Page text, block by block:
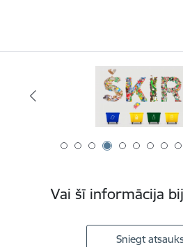
Vai šī informācija
Sniegt